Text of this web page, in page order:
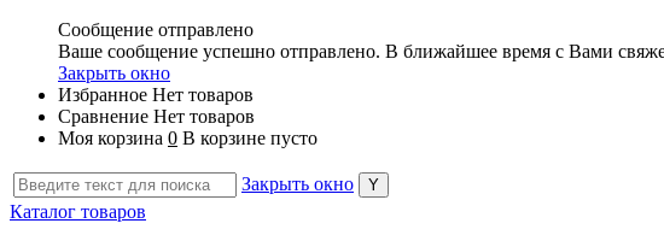
Сообщение отправлено
Ваше сообщение успешно отправлено. В ближайшее время с Вами
Закрыть окно
Избранное Нет товаров
Сравнение Нет товаров
Моя корзина 0 В корзине пусто
Закрыть окно
Каталог товаров